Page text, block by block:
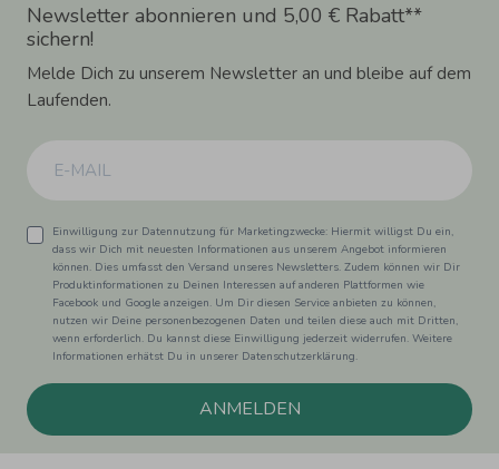
Newsletter abonnieren und 5,00 € Rabatt**
sichern!
Melde Dich zu unserem Newsletter an und bleibe auf dem
Laufenden.
Einwilligung zur Datennutzung für Marketingzwecke: Hiermit willigst Du ein,
dass wir Dich mit neuesten Informationen aus unserem Angebot informieren
können. Dies umfasst den Versand unseres Newsletters. Zudem können wir Dir
Produktinformationen zu Deinen Interessen auf anderen Plattformen wie
Facebook und Google anzeigen. Um Dir diesen Service anbieten zu können,
nutzen wir Deine personenbezogenen Daten und teilen diese auch mit Dritten,
wenn erforderlich. Du kannst diese Einwilligung jederzeit widerrufen. Weitere
Informationen erhätst Du in unserer Datenschutzerklärung.
ANMELDEN